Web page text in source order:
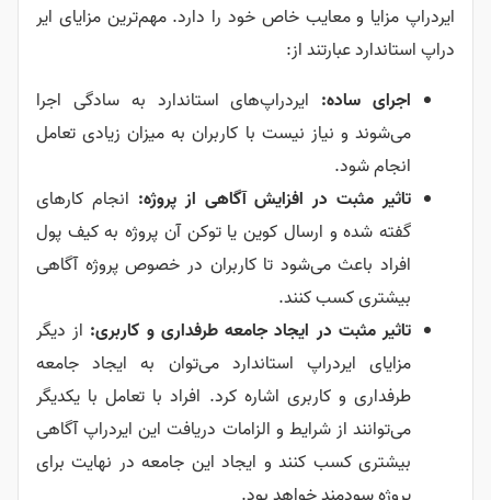
ایردراپ مزایا و معایب خاص خود را دارد. مهم‌ترین مزایای ایر
دراپ استاندارد عبارتند از:
اجرای ساده: ایردراپ‌های استاندارد به سادگی اجرا
می‌شوند و نیاز نیست با کاربران به میزان زیادی تعامل
انجام شود.
تاثیر مثبت در افزایش آگاهی از پروژه: انجام کارهای
گفته شده و ارسال کوین یا توکن آن پروژه به کیف پول
افراد باعث می‌شود تا کاربران در خصوص پروژه آگاهی
بیشتری کسب کنند.
تاثیر مثبت در ایجاد جامعه طرفداری و کاربری: از دیگر
مزایای ایردراپ استاندارد می‌توان به ایجاد جامعه
طرفداری و کاربری اشاره کرد. افراد با تعامل با یکدیگر
می‌توانند از شرایط و الزامات دریافت این ایردراپ آگاهی
بیشتری کسب کنند و ایجاد این جامعه در نهایت برای